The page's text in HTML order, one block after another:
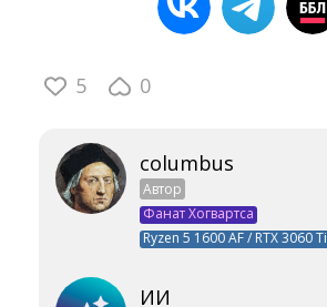
5 0
columbus
Автор
Фанат Хогвартса
Ryzen 5 1600 AF / RTX 3060 Ti
ИИ